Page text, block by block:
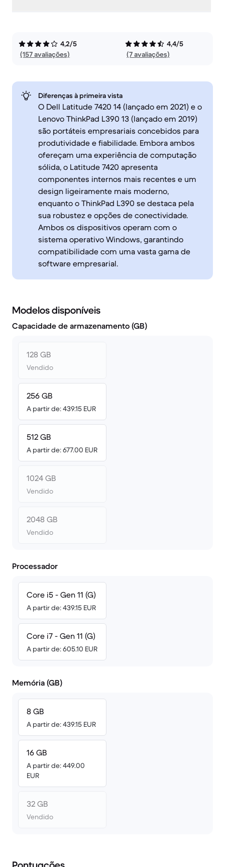
4,2/5
(157 avaliações)
4,4/5
(7 avaliações)
Diferenças à primeira vista
O Dell Latitude 7420 14 (lançado em 2021) e o
Lenovo ThinkPad L390 13 (lançado em 2019)
são portáteis empresariais concebidos para
produtividade e fiabilidade. Embora ambos
ofereçam uma experiência de computação
sólida, o Latitude 7420 apresenta
componentes internos mais recentes e um
design ligeiramente mais moderno,
enquanto o ThinkPad L390 se destaca pela
sua robustez e opções de conectividade.
Ambos os dispositivos operam com o
sistema operativo Windows, garantindo
compatibilidade com uma vasta gama de
software empresarial.
Modelos disponíveis
Capacidade de armazenamento (GB)
128 GB
Vendido
256 GB
A partir de: 439.15 EUR
512 GB
A partir de: 677.00 EUR
1024 GB
Vendido
2048 GB
Vendido
Processador
Core i5 - Gen 11 (G)
A partir de: 439.15 EUR
Core i7 - Gen 11 (G)
A partir de: 605.10 EUR
Memória (GB)
8 GB
A partir de: 439.15 EUR
16 GB
A partir de: 449.00
EUR
32 GB
Vendido